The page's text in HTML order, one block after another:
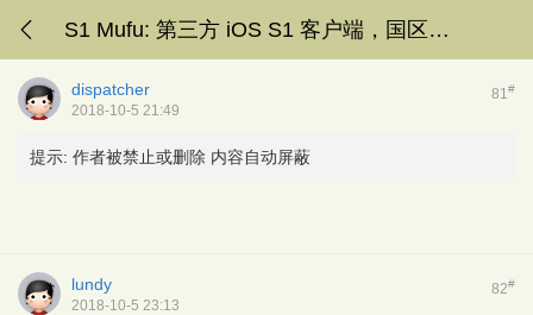
S1 Mufu: 第三方 iOS S1 客户端，国区下架了。
81#
dispatcher
2018-10-5 21:49
提示: 作者被禁止或删除 内容自动屏蔽
82#
lundy
2018-10-5 23:13